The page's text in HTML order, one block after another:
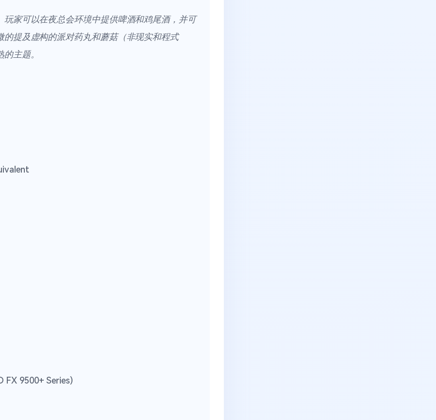
家可以在夜总会环境中提供啤酒和鸡尾酒，并可
提及虚构的派对药丸和蘑菇（非现实和程式
主题。
9500+ Series)